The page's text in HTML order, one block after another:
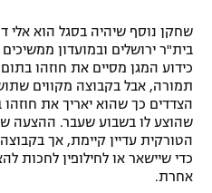
תקנון עבור פעילות אלקטרה
תקנון עבור פעילות ספורט 1 – "מרלן"
גיימינג E-Sports
תנאי שימוש
מדיניות פרטיות
בייסבול MLB
ספורט אתגרי ואקסטרים
אומנויות לחימה
גיימינג E-Sports
שחקן נוסף שיהיה בסגל הוא אלי
בית"ר ירושלים ובמועדון
כידוע המגן מסיים את חוזהו בתום
תמורה, אבל בקבוצה מקווים
הצדדים כך שהוא יאריך את
שהוצע לו בשבוע שעבר. ההצעה
הטורקית עדיין קיימת, אך
כדי שיישאר או לחילופין לחכות
אחרת.